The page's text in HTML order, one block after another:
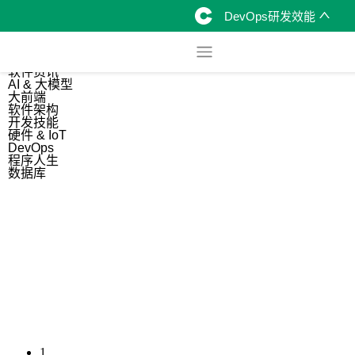
DevOps研发效能
软件资讯
AI & 大模型
大前端
软件架构
开发技能
硬件 & IoT
DevOps
程序人生
数据库
1